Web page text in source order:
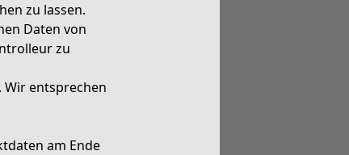
zu lassen.
Daten von
zu
entsprechen
am Ende